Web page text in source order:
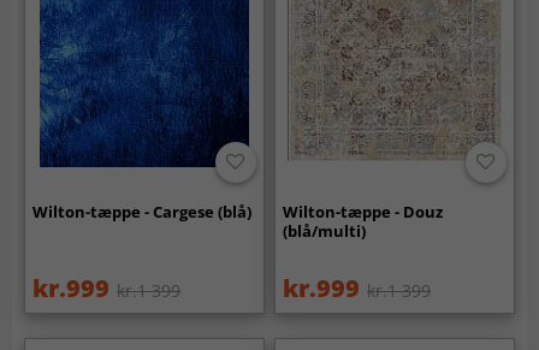
Wilton-tæppe - Cargese (blå)
kr.999 kr.1 399
Wilton-tæppe - Douz
(blå/multi)
kr.999 kr.1 399